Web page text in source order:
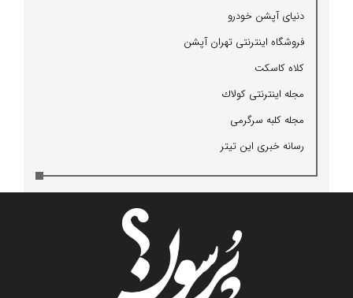
دنیای آپشن خودرو
فروشگاه اینترنتی تهران آپشن
كلاه كاسكت
مجله اینترنتی كولاك
مجله كلبه سرگرمی
رسانه خبری این تیتر